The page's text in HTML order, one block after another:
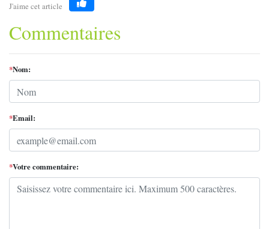
J'aime cet article
Like
Commentaires
*Nom:
*Email:
*Votre commentaire: